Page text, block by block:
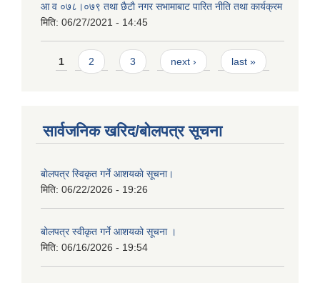
आ‍ व ०७८।०७९ तथा छैटाै नगर सभामाबाट पारित नीति तथा कार्यक्रम
मिति: 06/27/2021 - 14:45
Pages
1 2 3 next › last »
सार्वजनिक खरिद/बोलपत्र सूचना
बाेलपत्र स्विकृत गर्ने आशयकाे सूचना।
मिति: 06/22/2026 - 19:26
बोलपत्र स्वीकृत गर्ने आशयको सूचना ।
मिति: 06/16/2026 - 19:54